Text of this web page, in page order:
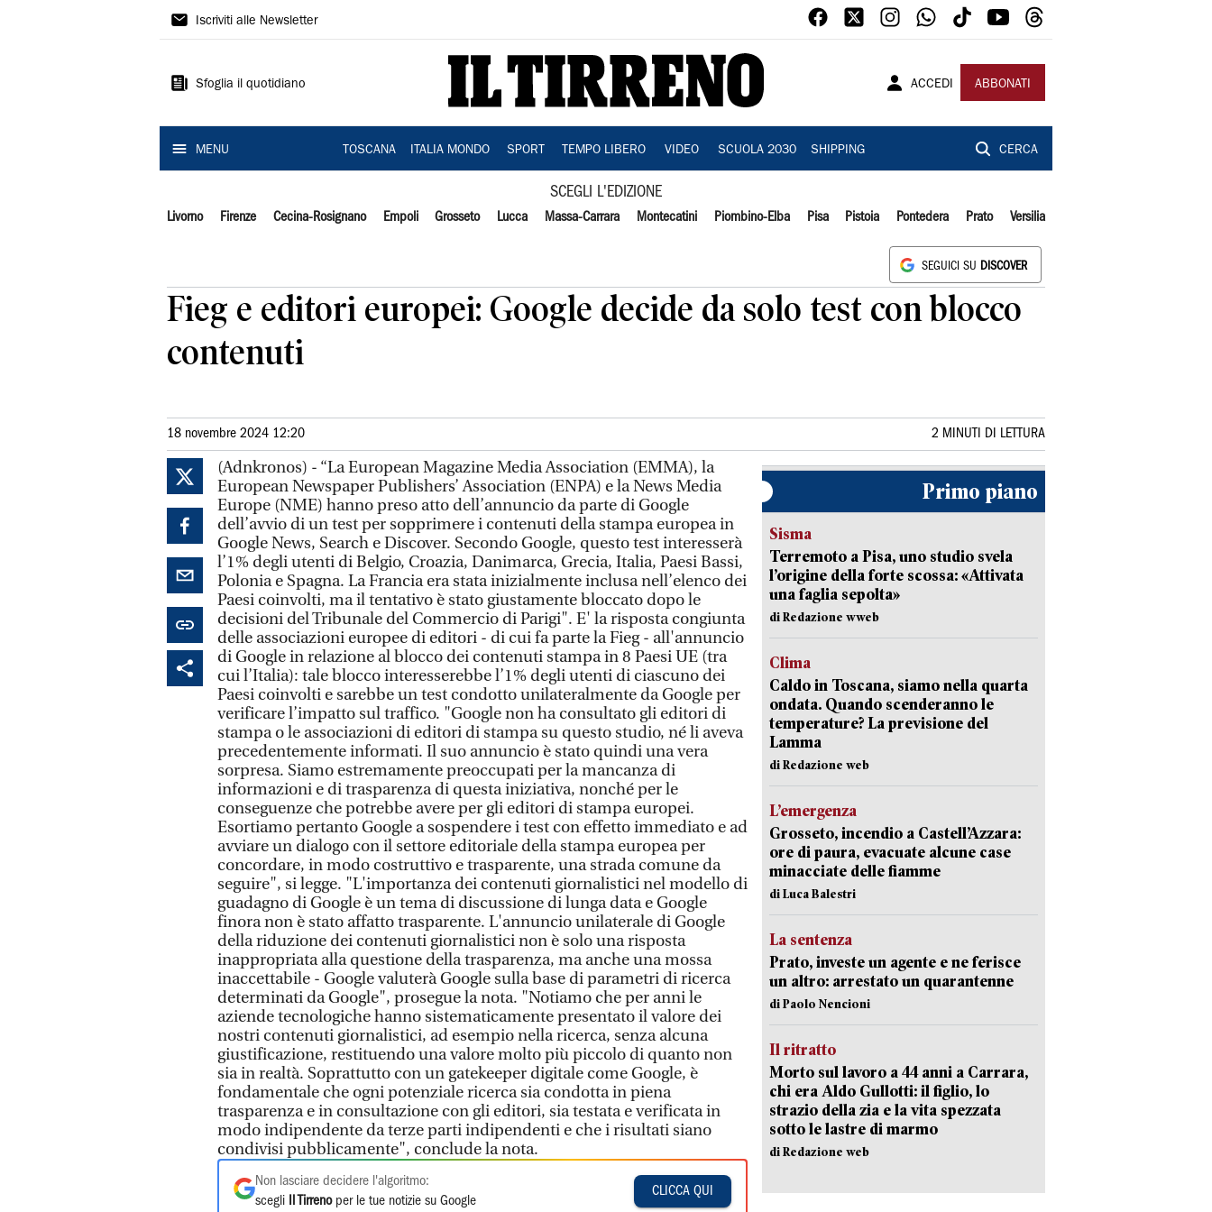
Il
Iscriviti alle Newsletter
Sfoglia il quotidiano ACCEDI ABBONATI
MENU TOSCANA ITALIA MONDO SPORT TEMPO LIBERO VIDEO SCUOLA 2030 SHIPPING CERCA
SCEGLI L'EDIZIONE
Livorno Firenze Cecina-Rosignano Empoli Grosseto Lucca Massa-Carrara Montecatini Piombino-Elba Pisa Pistoia Pontedera Prato Versilia
SEGUICI SU DISCOVER
Fieg e editori europei: Google decide da solo test con blocco
contenuti
18 novembre 2024 12:20 2 MINUTI DI LETTURA
(Adnkronos) - “La European Magazine Media Association (EMMA), la
European Newspaper Publishers’ Association (ENPA) e la News Media
Europe (NME) hanno preso atto dell’annuncio da parte di Google
dell’avvio di un test per sopprimere i contenuti della stampa europea in
Google News, Search e Discover. Secondo Google, questo test interesserà
l’1% degli utenti di Belgio, Croazia, Danimarca, Grecia, Italia, Paesi Bassi,
Polonia e Spagna. La Francia era stata inizialmente inclusa nell’elenco dei
Paesi coinvolti, ma il tentativo è stato giustamente bloccato dopo le
decisioni del Tribunale del Commercio di Parigi". E' la risposta congiunta
delle associazioni europee di editori - di cui fa parte la Fieg - all'annuncio
di Google in relazione al blocco dei contenuti stampa in 8 Paesi UE (tra
cui l’Italia): tale blocco interesserebbe l’1% degli utenti di ciascuno dei
Paesi coinvolti e sarebbe un test condotto unilateralmente da Google per
verificare l’impatto sul traffico. "Google non ha consultato gli editori di
stampa o le associazioni di editori di stampa su questo studio, né li aveva
precedentemente informati. Il suo annuncio è stato quindi una vera
sorpresa. Siamo estremamente preoccupati per la mancanza di
informazioni e di trasparenza di questa iniziativa, nonché per le
conseguenze che potrebbe avere per gli editori di stampa europei.
Esortiamo pertanto Google a sospendere i test con effetto immediato e ad
avviare un dialogo con il settore editoriale della stampa europea per
concordare, in modo costruttivo e trasparente, una strada comune da
seguire", si legge. "L'importanza dei contenuti giornalistici nel modello di
guadagno di Google è un tema di discussione di lunga data e Google
finora non è stato affatto trasparente. L'annuncio unilaterale di Google
della riduzione dei contenuti giornalistici non è solo una risposta
inappropriata alla questione della trasparenza, ma anche una mossa
inaccettabile - Google valuterà Google sulla base di parametri di ricerca
determinati da Google", prosegue la nota. "Notiamo che per anni le
aziende tecnologiche hanno sistematicamente presentato il valore dei
nostri contenuti giornalistici, ad esempio nella ricerca, senza alcuna
giustificazione, restituendo una valore molto più piccolo di quanto non
sia in realtà. Soprattutto con un gatekeeper digitale come Google, è
fondamentale che ogni potenziale ricerca sia condotta in piena
trasparenza e in consultazione con gli editori, sia testata e verificata in
modo indipendente da terze parti indipendenti e che i risultati siano
condivisi pubblicamente", conclude la nota.
Non lasciare decidere l'algoritmo:
scegli
Il Tirrenoper le tue notizie su Google
CLICCA QUI
Primo piano
Sisma
Terremoto a Pisa, uno studio svela
l’origine della forte scossa: «Attivata
una faglia sepolta»
di Redazione wweb
Clima
Caldo in Toscana, siamo nella quarta
ondata. Quando scenderanno le
temperature? La previsione del
Lamma
di Redazione web
L’emergenza
Grosseto, incendio a Castell’Azzara:
ore di paura, evacuate alcune case
minacciate delle fiamme
di Luca Balestri
La sentenza
Prato, investe un agente e ne ferisce
un altro: arrestato un quarantenne
di Paolo Nencioni
Il ritratto
Morto sul lavoro a 44 anni a Carrara,
chi era Aldo Gullotti: il figlio, lo
strazio della zia e la vita spezzata
sotto le lastre di marmo
di Redazione web